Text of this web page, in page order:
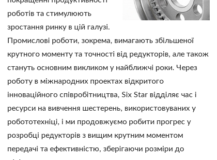
роботів та стимулюють
зростання ринку в цій галузі.
Промислові роботи, зокрема, вимагають збільшеної
крутного моменту та точності від редукторів, але також
стануть основним викликом у найближчі роки. Через
роботу в міжнародних проектах відкритого
інноваційного співробітництва, Six Star відділяє час і
ресурси на вивчення шестерень, використовуваних у
робототехніці, і ми продовжуємо робити прогрес у
розробці редукторів з вищим крутним моментом
передачі та ефективністю, зберігаючи розміри до